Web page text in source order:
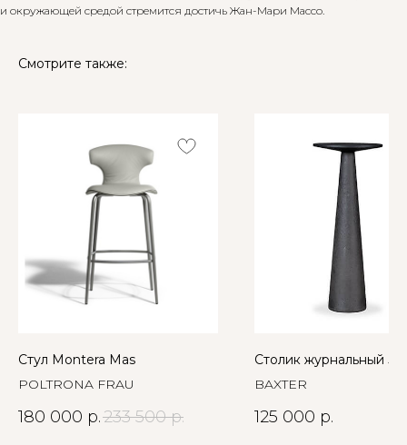
и окружающей средой стремится достичь Жан-Мари Массо.
Смотрите также:
Стул Montera Mas
POLTRONA FRAU
180 000 р.233 500 р.
Столик журнальный
BAXTER
125 000 р.